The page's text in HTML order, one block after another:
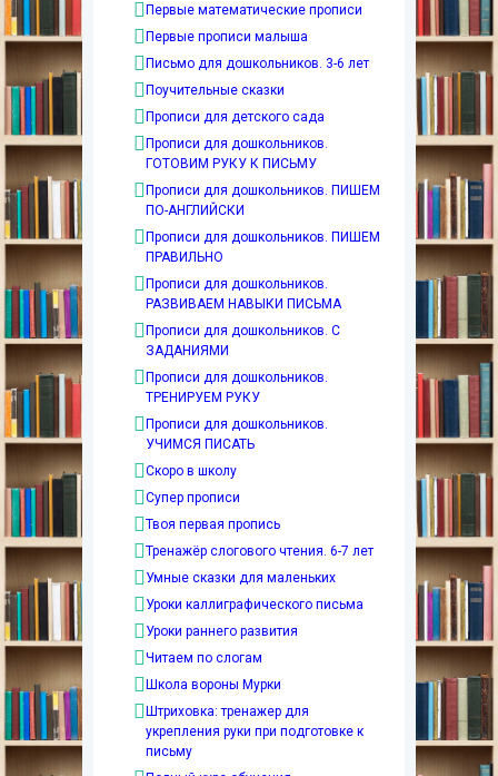
Первые математические прописи
Первые прописи малыша
Письмо для дошкольников. 3-6 лет
Поучительные сказки
Прописи для детского сада
Прописи для дошкольников.
ГОТОВИМ РУКУ К ПИСЬМУ
Прописи для дошкольников. ПИШЕМ
ПО-АНГЛИЙСКИ
Прописи для дошкольников. ПИШЕМ
ПРАВИЛЬНО
Прописи для дошкольников.
РАЗВИВАЕМ НАВЫКИ ПИСЬМА
Прописи для дошкольников. С
ЗАДАНИЯМИ
Прописи для дошкольников.
ТРЕНИРУЕМ РУКУ
Прописи для дошкольников.
УЧИМСЯ ПИСАТЬ
Скоро в школу
Супер прописи
Твоя первая пропись
Тренажёр слогового чтения. 6-7 лет
Умные сказки для маленьких
Уроки каллиграфического письма
Уроки раннего развития
Читаем по слогам
Школа вороны Мурки
Штриховка: тренажер для
укрепления руки при подготовке к
письму